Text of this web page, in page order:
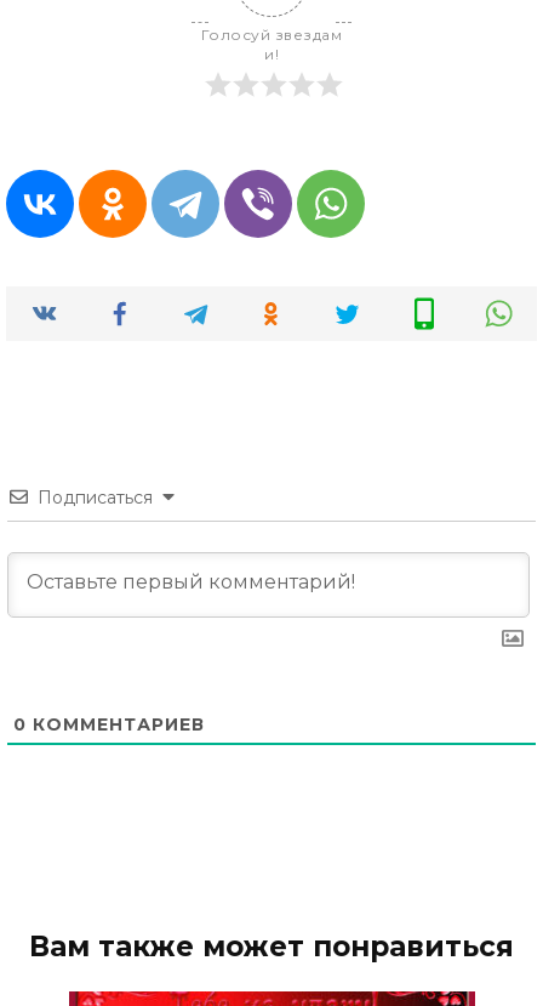
Голосуй звездам
и!
Подписаться
0 КОММЕНТАРИЕВ
Вам также может понравиться